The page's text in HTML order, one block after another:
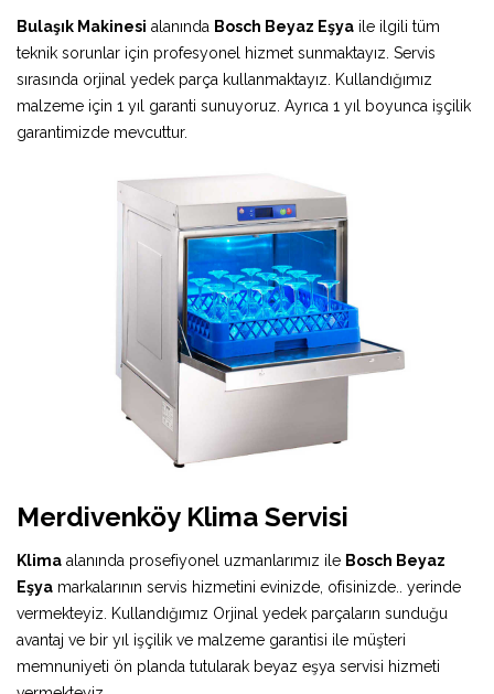
Bulaşık Makinesi alanında Bosch Beyaz Eşya ile ilgili tüm
teknik sorunlar için profesyonel hizmet sunmaktayız. Servis
sırasında orjinal yedek parça kullanmaktayız. Kullandığımız
malzeme için 1 yıl garanti sunuyoruz. Ayrıca 1 yıl boyunca işçilik
garantimizde mevcuttur.
Merdivenköy Klima Servisi
Klima alanında prosefiyonel uzmanlarımız ile Bosch Beyaz
Eşya markalarının servis hizmetini evinizde, ofisinizde.. yerinde
vermekteyiz. Kullandığımız Orjinal yedek parçaların sunduğu
avantaj ve bir yıl işçilik ve malzeme garantisi ile müşteri
memnuniyeti ön planda tutularak beyaz eşya servisi hizmeti